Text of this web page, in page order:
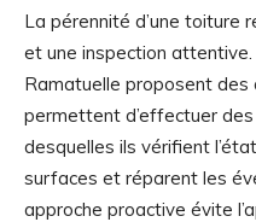
La pérennité d’une toiture
et une inspection
Ramatuelle proposent des
permettent d’effectuer
desquelles ils vérifient
surfaces et réparent les
approche proactive évite